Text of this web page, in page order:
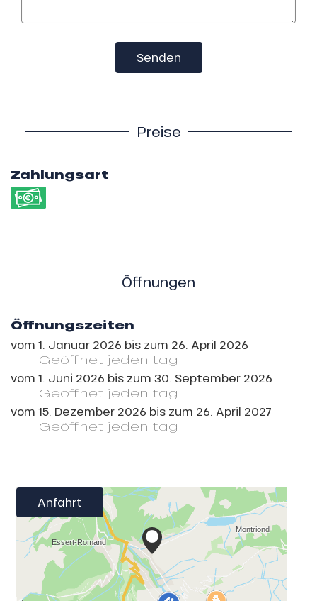
Senden
Preise
Zahlungsart
Öffnungen
Öffnungszeiten
vom 1. Januar 2026 bis zum 26. April 2026
Geöffnet jeden tag
vom 1. Juni 2026 bis zum 30. September 2026
Geöffnet jeden tag
vom 15. Dezember 2026 bis zum 26. April 2027
Geöffnet jeden tag
Anfahrt